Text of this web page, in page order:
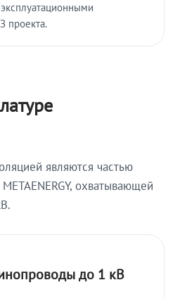
проекта.
являются частью
охватывающей
до 1 кВ